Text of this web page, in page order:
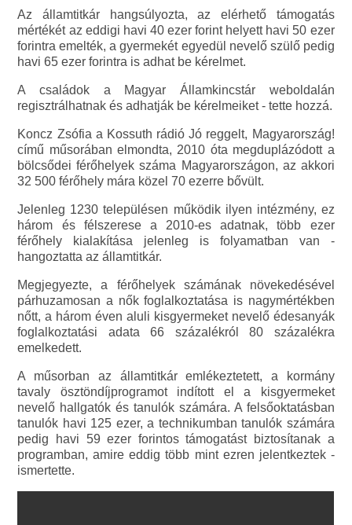
Az államtitkár hangsúlyozta, az elérhető támogatás
mértékét az eddigi havi 40 ezer forint helyett havi 50 ezer
forintra emelték, a gyermekét egyedül nevelő szülő pedig
havi 65 ezer forintra is adhat be kérelmet.
A családok a Magyar Államkincstár weboldalán
regisztrálhatnak és adhatják be kérelmeiket - tette hozzá.
Koncz Zsófia a Kossuth rádió Jó reggelt, Magyarország!
című műsorában elmondta, 2010 óta megduplázódott a
bölcsődei férőhelyek száma Magyarországon, az akkori
32 500 férőhely mára közel 70 ezerre bővült.
Jelenleg 1230 településen működik ilyen intézmény, ez
három és félszerese a 2010-es adatnak, több ezer
férőhely kialakítása jelenleg is folyamatban van -
hangoztatta az államtitkár.
Megjegyezte, a férőhelyek számának növekedésével
párhuzamosan a nők foglalkoztatása is nagymértékben
nőtt, a három éven aluli kisgyermeket nevelő édesanyák
foglalkoztatási adata 66 százalékról 80 százalékra
emelkedett.
A műsorban az államtitkár emlékeztetett, a kormány
tavaly ösztöndíjprogramot indított el a kisgyermeket
nevelő hallgatók és tanulók számára. A felsőoktatásban
tanulók havi 125 ezer, a technikumban tanulók számára
pedig havi 59 ezer forintos támogatást biztosítanak a
programban, amire eddig több mint ezren jelentkeztek -
ismertette.